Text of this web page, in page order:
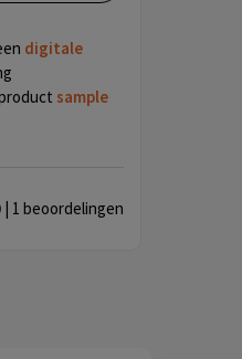
digitale
sample
| 1 beoordelingen